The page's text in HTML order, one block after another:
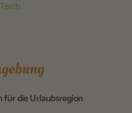
für die Urlaubsregion